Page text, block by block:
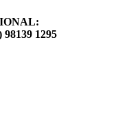
98139 1295